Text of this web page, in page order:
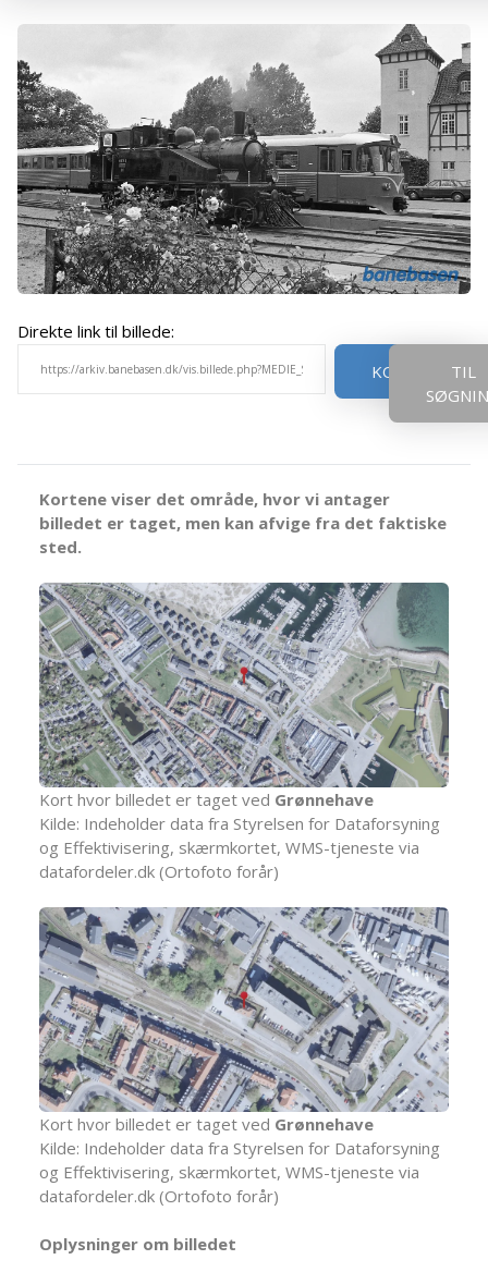
Direkte link til billede:
KOPIER
TIL
Kortene viser det område, hvor vi antager
billedet er taget, men kan afvige fra det faktiske
sted.
Kort hvor billedet er taget ved Grønnehave
Kilde: Indeholder data fra Styrelsen for Dataforsyning
og Effektivisering, skærmkortet, WMS-tjeneste via
datafordeler.dk (Ortofoto forår)
Kort hvor billedet er taget ved Grønnehave
Kilde: Indeholder data fra Styrelsen for Dataforsyning
og Effektivisering, skærmkortet, WMS-tjeneste via
datafordeler.dk (Ortofoto forår)
Oplysninger om billedet